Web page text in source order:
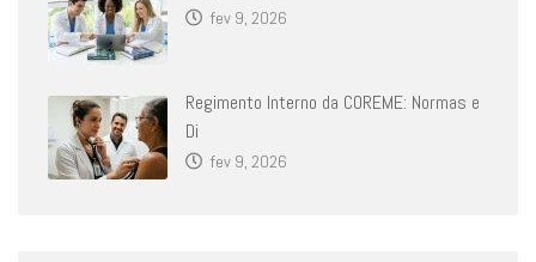
fev 9, 2026
Regimento Interno da COREME: Normas e
Di
fev 9, 2026